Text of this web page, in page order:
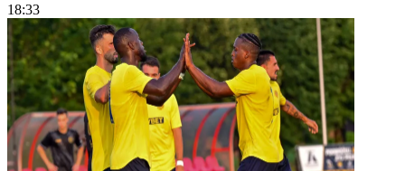
18:33